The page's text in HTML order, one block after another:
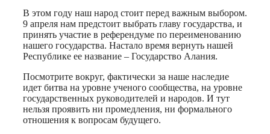
В этом году наш народ стоит перед важным выбором.
9 апреля нам предстоит выбрать главу государства, и
принять участие в референдуме по переименованию
нашего государства. Настало время вернуть нашей
Республике ее название – Государство Алания.
Посмотрите вокруг, фактически за наше наследие
идет битва на уровне ученого сообщества, на уровне
государственных руководителей и народов. И тут
нельзя проявить ни промедления, ни формального
отношения к вопросам будущего.